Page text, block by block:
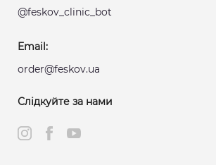
@feskov_clinic_bot
Email:
order@feskov.ua
Слідкуйте за нами